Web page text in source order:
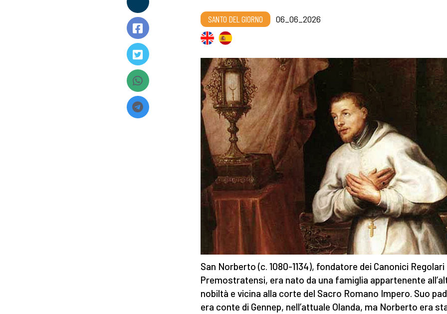
SANTO DEL GIORNO 06_06_2026
San Norberto (c. 1080-1134), fondatore dei Canonici Regolari
Premostratensi, era nato da una famiglia appartenente
nobiltà e vicina alla corte del Sacro Romano Impero. Suo
era conte di Gennep, nell’attuale Olanda, ma Norberto era